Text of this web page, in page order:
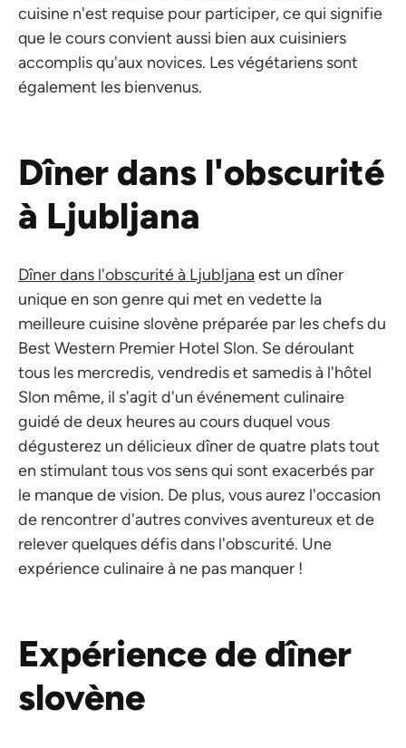
cuisine n'est requise pour participer, ce qui signifie
que le cours convient aussi bien aux cuisiniers
accomplis qu'aux novices. Les végétariens sont
également les bienvenus.
Dîner dans l'obscurité
à Ljubljana
Dîner dans l'obscurité à Ljubljanaest un dîner
unique en son genre qui met en vedette la
meilleure cuisine slovène préparée par les chefs du
Best Western Premier Hotel Slon. Se déroulant
tous les mercredis, vendredis et samedis à l'hôtel
Slon même, il s'agit d'un événement culinaire
guidé de deux heures au cours duquel vous
dégusterez un délicieux dîner de quatre plats tout
en stimulant tous vos sens qui sont exacerbés par
le manque de vision. De plus, vous aurez l'occasion
de rencontrer d'autres convives aventureux et de
relever quelques défis dans l'obscurité. Une
expérience culinaire à ne pas manquer !
Expérience de dîner
slovène